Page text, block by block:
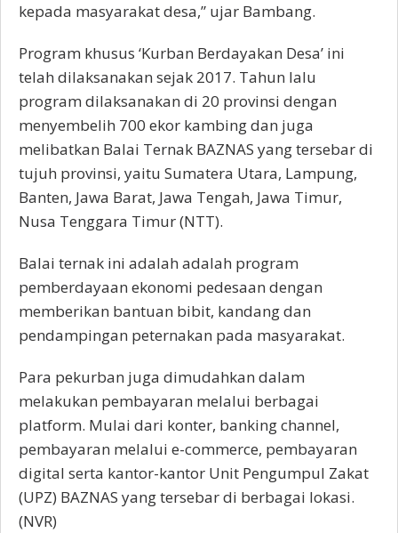
kepada masyarakat desa,” ujar Bambang.
Program khusus ‘Kurban Berdayakan Desa’ ini
telah dilaksanakan sejak 2017. Tahun lalu
program dilaksanakan di 20 provinsi dengan
menyembelih 700 ekor kambing dan juga
melibatkan Balai Ternak BAZNAS yang tersebar di
tujuh provinsi, yaitu Sumatera Utara, Lampung,
Banten, Jawa Barat, Jawa Tengah, Jawa Timur,
Nusa Tenggara Timur (NTT).
Balai ternak ini adalah adalah program
pemberdayaan ekonomi pedesaan dengan
memberikan bantuan bibit, kandang dan
pendampingan peternakan pada masyarakat.
Para pekurban juga dimudahkan dalam
melakukan pembayaran melalui berbagai
platform. Mulai dari konter, banking channel,
pembayaran melalui e-commerce, pembayaran
digital serta kantor-kantor Unit Pengumpul Zakat
(UPZ) BAZNAS yang tersebar di berbagai lokasi.
(NVR)